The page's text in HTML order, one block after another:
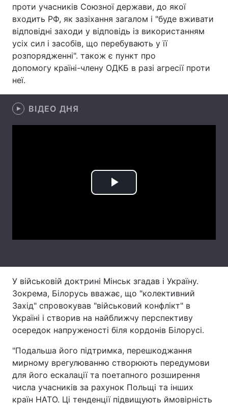
Екологія Регіони
Лонгріди
Відео з Youtube Статті
Архів
проти учасників Союзної держави, до якої
входить РФ, як зазіхання загалом і "буде вживати
відповідні заходи у відповідь із використанням
усіх сил і засобів, що перебувають у її
розпорядженні". також є пункт про
допомогу країні-члену ОДКБ в разі агресії проти
неї.
ВІДЕО ДНЯ
Play
У військовій доктрині Мінськ згадав і Україну.
Зокрема, Білорусь вважає, що "колективний
Захід" спровокував "військовий конфлікт" в
Україні і створив на найближчу перспективу
осередок напруженості біля кордонів Білорусі.
"Подальша його підтримка, перешкоджання
мирному врегулюванню створюють передумови
для його ескалації та поетапного розширення
числа учасників за рахунок Польщі та інших
країн НАТО. Ці тенденції підвищують ймовірність